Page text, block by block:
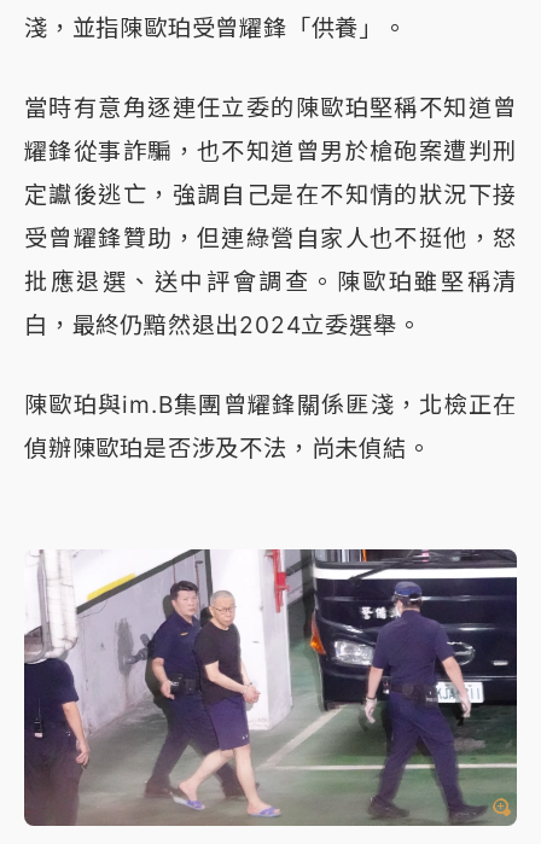
淺，並指陳歐珀受曾耀鋒「供養」。
當時有意角逐連任立委的陳歐珀堅稱不知道曾
耀鋒從事詐騙，也不知道曾男於槍砲案遭判刑
定讞後逃亡，強調自己是在不知情的狀況下接
受曾耀鋒贊助，但連綠營自家人也不挺他，怒
批應退選、送中評會調查。陳歐珀雖堅稱清
白，最終仍黯然退出2024立委選舉。
陳歐珀與im.B集團曾耀鋒關係匪淺，北檢正在
偵辦陳歐珀是否涉及不法，尚未偵結。